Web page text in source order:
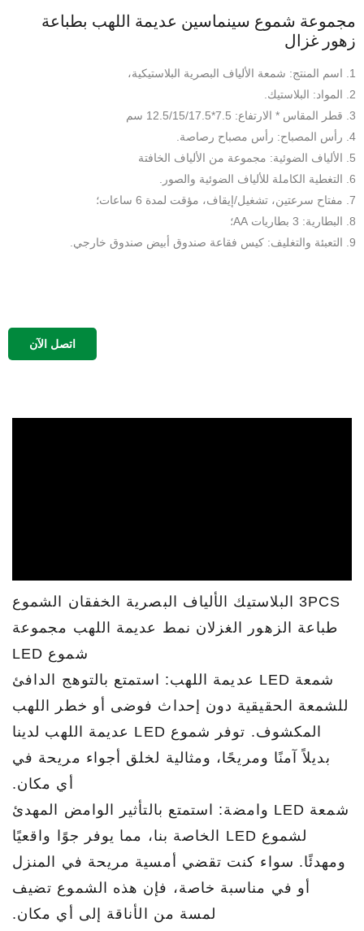
مجموعة شموع سينماسين عديمة اللهب بطباعة
زهور غزال
1. اسم المنتج: شمعة الألياف البصرية البلاستيكية،
2. المواد: البلاستيك.
3. قطر المقاس * الارتفاع: 7.5*12.5/15/17.5 سم
4. رأس المصباح: رأس مصباح رصاصة.
5. الألياف الضوئية: مجموعة من الألياف الخافتة
6. التغطية الكاملة للألياف الضوئية والصور.
7. مفتاح سرعتين، تشغيل/إيقاف، مؤقت لمدة 6 ساعات؛
8. البطارية: 3 بطاريات AA؛
9. التعبئة والتغليف: كيس فقاعة صندوق أبيض صندوق خارجي.
اتصل الآن
3PCS البلاستيك الألياف البصرية الخفقان الشموع
طباعة الزهور الغزلان نمط عديمة اللهب مجموعة
شموع LED
شمعة LED عديمة اللهب: استمتع بالتوهج الدافئ
للشمعة الحقيقية دون إحداث فوضى أو خطر اللهب
المكشوف. توفر شموع LED عديمة اللهب لدينا
بديلاً آمنًا ومريحًا، ومثالية لخلق أجواء مريحة في
أي مكان.
شمعة LED وامضة: استمتع بالتأثير الوامض المهدئ
لشموع LED الخاصة بنا، مما يوفر جوًا واقعيًا
ومهدئًا. سواء كنت تقضي أمسية مريحة في المنزل
أو في مناسبة خاصة، فإن هذه الشموع تضيف
لمسة من الأناقة إلى أي مكان.